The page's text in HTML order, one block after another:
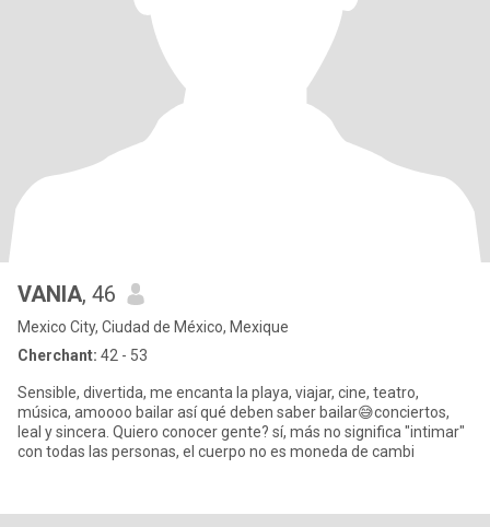
VANIA, 46
Mexico City, Ciudad de México, Mexique
Cherchant: 42 - 53
Sensible, divertida, me encanta la playa, viajar, cine, teatro,
música, amoooo bailar así qué deben saber bailar😅conciertos,
leal y sincera. Quiero conocer gente? sí, más no significa "intimar"
con todas las personas, el cuerpo no es moneda de cambi